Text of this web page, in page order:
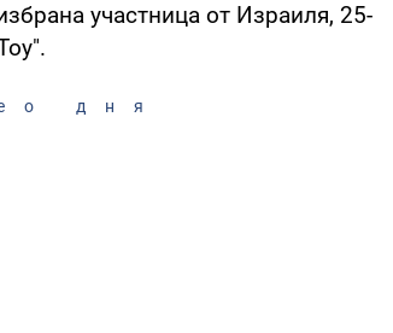
участница от Израиля, 25-
дня